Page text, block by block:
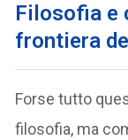
Filosofia e
frontiera
Forse tutto
filosofia, ma